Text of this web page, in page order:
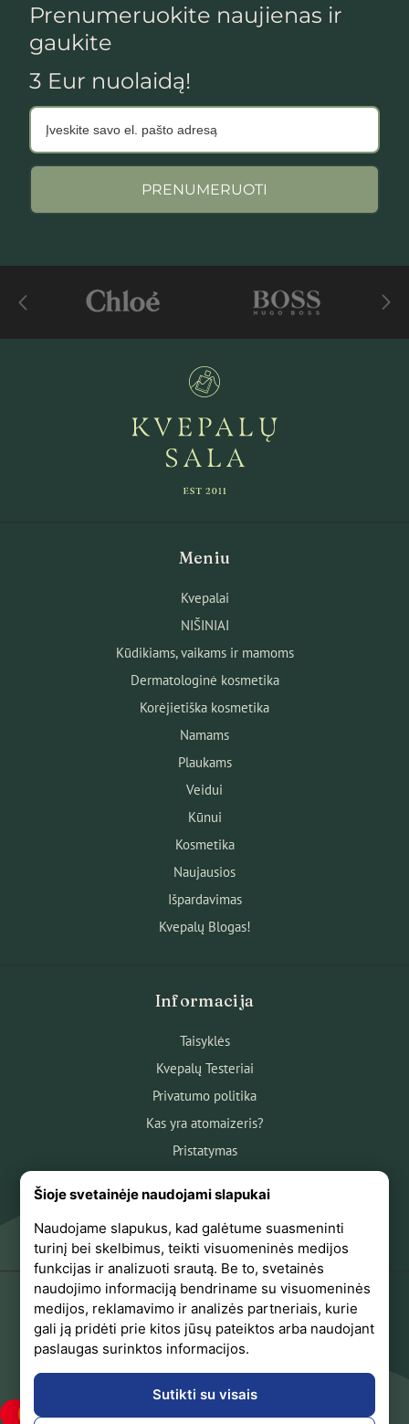
Prenumeruokite naujienas ir
gaukite
3 Eur nuolaidą!
PRENUMERUOTI
Meniu
Kvepalai
NIŠINIAI
Kūdikiams, vaikams ir mamoms
Dermatologinė kosmetika
Korėjietiška kosmetika
Namams
Plaukams
Veidui
Kūnui
Kosmetika
Naujausios
Išpardavimas
Kvepalų Blogas!
Informacija
Taisyklės
Kvepalų Testeriai
Privatumo politika
Kas yra atomaizeris?
Pristatymas
Apie mus
Atsiliepimai
+370 618 44441
Sekite mus Facebook
Šioje svetainėje naudojami slapukai
Naudojame slapukus, kad galėtume suasmeninti
turinį bei skelbimus, teikti visuomeninės medijos
funkcijas ir analizuoti srautą. Be to, svetainės
naudojimo informaciją bendriname su visuomeninės
medijos, reklamavimo ir analizės partneriais, kurie
gali ją pridėti prie kitos jūsų pateiktos arba naudojant
paslaugas surinktos informacijos.
Sutikti su visais